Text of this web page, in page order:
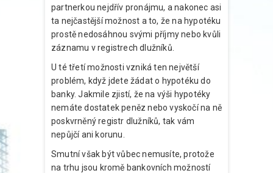
partnerkou nejdřív pronájmu, a nakonec asi
ta nejčastější možnost a to, že na hypotéku
prostě nedosáhnou svými příjmy nebo kvůli
záznamu v registrech dlužníků.
U té třetí možnosti vzniká ten největší
problém, když jdete žádat o hypotéku do
banky. Jakmile zjistí, že na výši hypotéky
nemáte dostatek peněz nebo vyskočí na ně
poskvrněný registr dlužníků, tak vám
nepůjčí ani korunu.
Smutní však být vůbec nemusíte, protože
na trhu jsou kromě bankovních možností